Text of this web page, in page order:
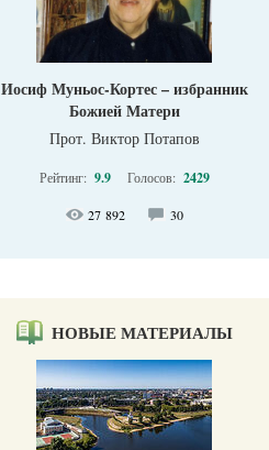
Иосиф Муньос-Кортес – избранник
Божией Матери
Прот. Виктор Потапов
Рейтинг: 9.9 Голосов: 2429
27 892 30
НОВЫЕ МАТЕРИАЛЫ